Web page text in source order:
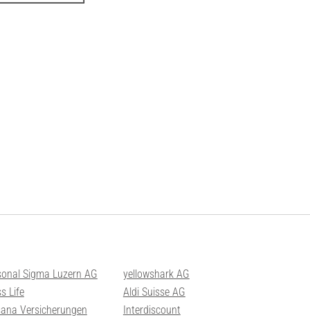
Sigma Luzern AG
yellowshark AG
Life
Aldi Suisse AG
Versicherungen
Interdiscount